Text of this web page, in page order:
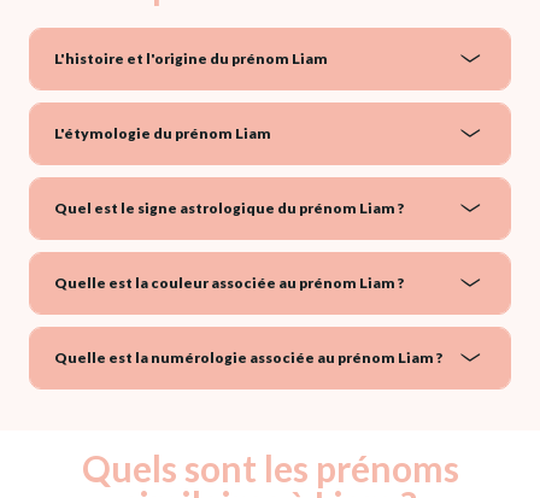
L'histoire et l'origine du prénom Liam
L'étymologie du prénom Liam
Quel est le signe astrologique du prénom Liam ?
Quelle est la couleur associée au prénom Liam ?
Quelle est la numérologie associée au prénom Liam ?
Quels sont les prénoms